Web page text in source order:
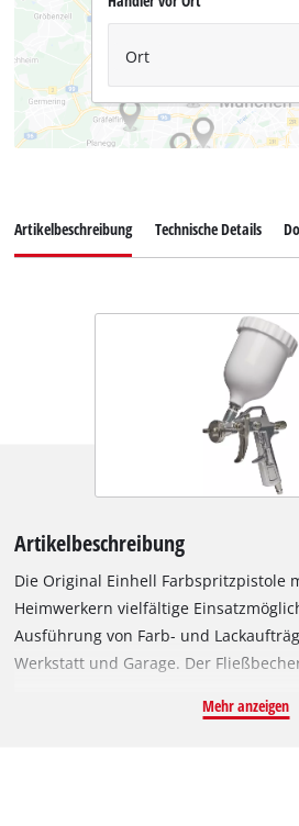
Ort
Artikelbeschreibung Technische Details
Artikelbeschreibung
Die Original Einhell Farbspritzpistole
Heimwerkern vielfältige
Ausführung von Farb- und
Werkstatt und Garage. Der
Viskosität. Mittels Punkt-/ Breitstrahl-
Mehr anzeigen